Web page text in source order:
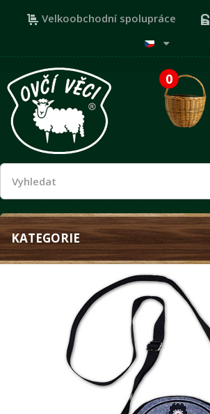
Velkoobchodní spolupráce
0
KATEGORIE